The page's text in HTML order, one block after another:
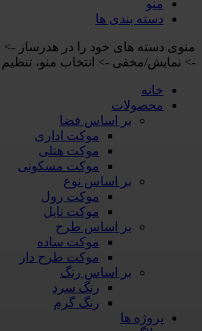
منو
دسته بندی ها
منوی دسته های خود را در هدرساز ->
-> نمایش/مخفی -> انتخاب منو، تنظیم
خانه
محصولات
بر اساس فضا
موکت اداری
موکت هتلی
موکت مسکونی
بر اساس نوع
موکت رول
موکت تایل
بر اساس طرح
موکت ساده
موکت طرح دار
بر اساس رنگ
رنگ سرد
رنگ گرم
پروژه ها